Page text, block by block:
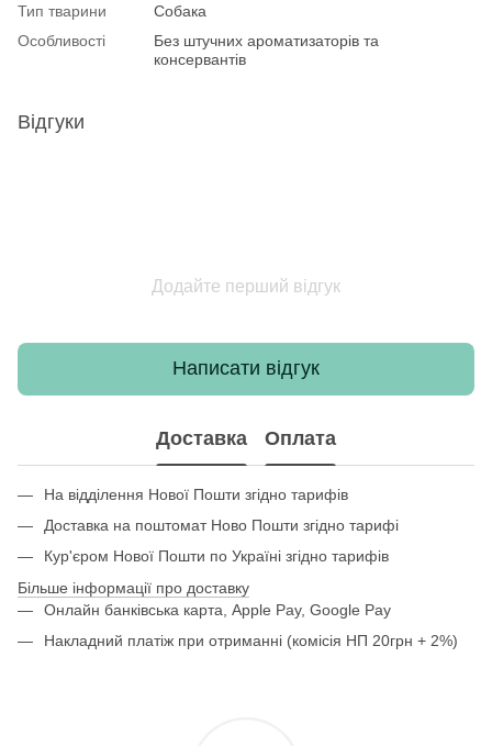
Тип тварини
Собака
Особливості
Без штучних ароматизаторів та
консервантів
Відгуки
Додайте перший відгук
Написати відгук
Доставка Оплата
На відділення Нової Пошти згідно тарифів
Доставка на поштомат Ново Пошти згідно тарифі
Кур'єром Нової Пошти по Україні згідно тарифів
Більше інформації про доставку
Онлайн банківська карта, Apple Pay, Google Pay
Накладний платіж при отриманні (комісія НП 20грн + 2%)